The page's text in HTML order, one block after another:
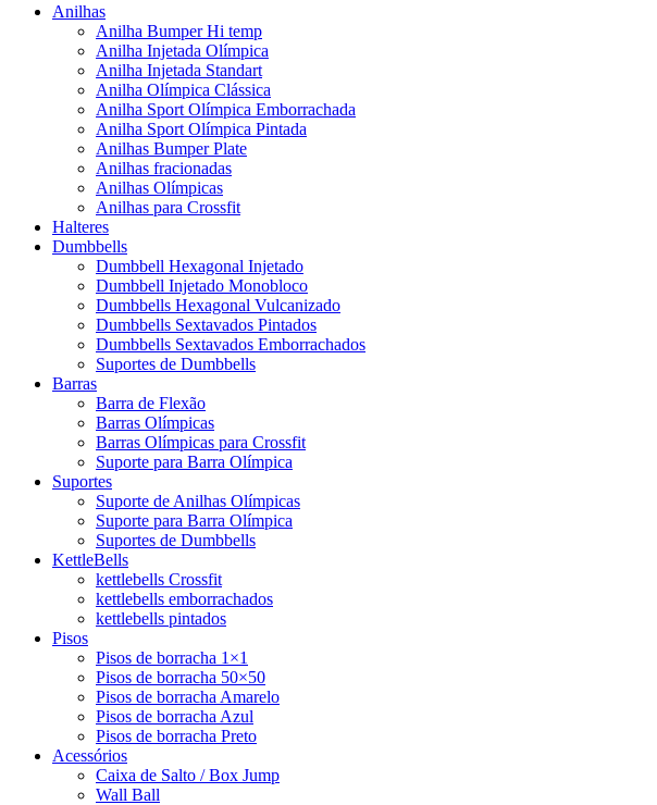
Anilhas
Anilha Bumper Hi temp
Anilha Injetada Olímpica
Anilha Injetada Standart
Anilha Olímpica Clássica
Anilha Sport Olímpica Emborrachada
Anilha Sport Olímpica Pintada
Anilhas Bumper Plate
Anilhas fracionadas
Anilhas Olímpicas
Anilhas para Crossfit
Halteres
Dumbbells
Dumbbell Hexagonal Injetado
Dumbbell Injetado Monobloco
Dumbbells Hexagonal Vulcanizado
Dumbbells Sextavados Pintados
Dumbbells Sextavados Emborrachados
Suportes de Dumbbells
Barras
Barra de Flexão
Barras Olímpicas
Barras Olímpicas para Crossfit
Suporte para Barra Olímpica
Suportes
Suporte de Anilhas Olímpicas
Suporte para Barra Olímpica
Suportes de Dumbbells
KettleBells
kettlebells Crossfit
kettlebells emborrachados
kettlebells pintados
Pisos
Pisos de borracha 1×1
Pisos de borracha 50×50
Pisos de borracha Amarelo
Pisos de borracha Azul
Pisos de borracha Preto
Acessórios
Caixa de Salto / Box Jump
Wall Ball